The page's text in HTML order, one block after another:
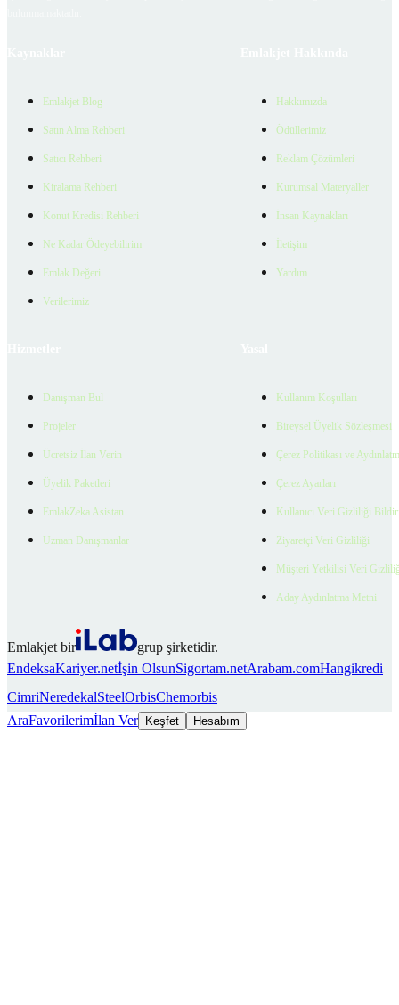
Emlakjet Blog
Satın Alma Rehberi
Satıcı Rehberi
Kiralama Rehberi
Konut Kredisi Rehberi
Ne Kadar Ödeyebilirim
Emlak Değeri
Verilerimiz
Hakkımızda
Ödüllerimiz
Reklam Çözümleri
Kurumsal Materyaller
İnsan Kaynakları
İletişim
Yardım
Danışman Bul
Projeler
Ücretsiz İlan Verin
Üyelik Paketleri
EmlakZeka Asistan
Uzman Danışmanlar
Kullanım Koşulları
Bireysel Üyelik Sözleşmesi
Çerez Politikası ve
Çerez Ayarları
Kullanıcı Veri Gizliliği
Ziyaretçi Veri Gizliliği
Müşteri Yetkilisi Veri
Aday Aydınlatma Metni
Emlakjet bir
grup şirketidir.
EndeksaKariyer.netİşin OlsunSigortam.netArabam.comHangikredi
CimriNeredekalSteelOrbisChemorbis
AraFavorilerimİlan Ver Keşfet Hesabım